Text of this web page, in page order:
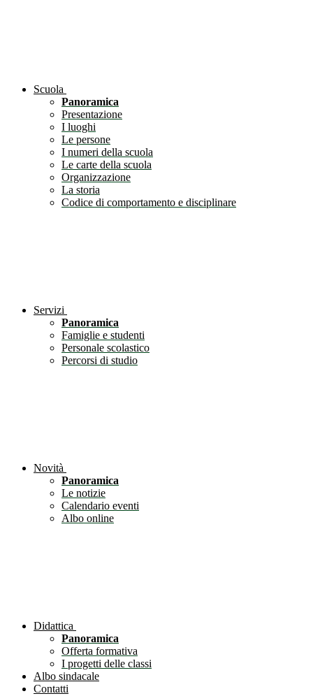
Scuola
Panoramica
Presentazione
I luoghi
Le persone
I numeri della scuola
Le carte della scuola
Organizzazione
La storia
Codice di comportamento e disciplinare
Servizi
Panoramica
Famiglie e studenti
Personale scolastico
Percorsi di studio
Novità
Panoramica
Le notizie
Calendario eventi
Albo online
Didattica
Panoramica
Offerta formativa
I progetti delle classi
Albo sindacale
Contatti